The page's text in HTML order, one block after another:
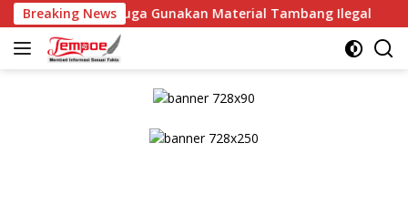
Langsung
ke
konten
Breaking News
Gunakan Material Tambang Ilegal